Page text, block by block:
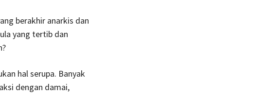
berakhir anarkis dan
yang tertib dan
hal serupa. Banyak
dengan damai,